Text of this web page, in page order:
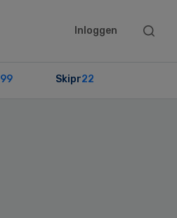
Inloggen
Search
99 Skipr22